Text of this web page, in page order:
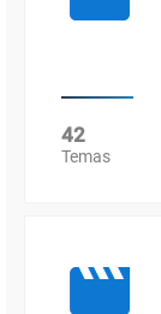
42
Temas